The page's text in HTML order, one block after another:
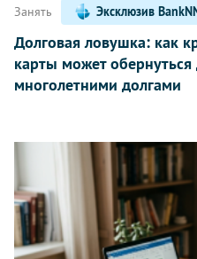
Занять Эксклюзив
Долговая ловушка: как
карты может
многолетними долгами